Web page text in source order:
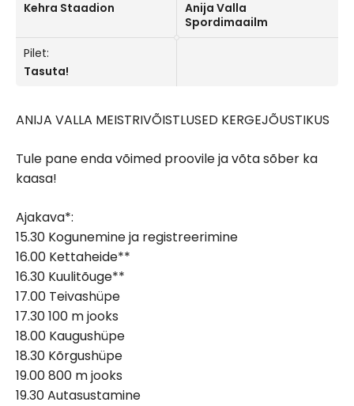
Kehra Staadion
Anija Valla
Spordimaailm
Pilet:
Tasuta!
ANIJA VALLA MEISTRIVÕISTLUSED KERGEJÕUSTIKUS
Tule pane enda võimed proovile ja võta sõber ka
kaasa!
Ajakava*:
15.30 Kogunemine ja registreerimine
16.00 Kettaheide**
16.30 Kuulitõuge**
17.00 Teivashüpe
17.30 100 m jooks
18.00 Kaugushüpe
18.30 Kõrgushüpe
19.00 800 m jooks
19.30 Autasustamine